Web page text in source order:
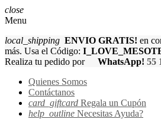
close
Menu
local_shipping ENVIO GRATIS! en
más. Usa el Código:
Realiza tu pedido por
WhatsApp! 55
Quienes Somos
Contáctanos
card_giftcard Regala un Cupón
help_outline Necesitas Ayuda?